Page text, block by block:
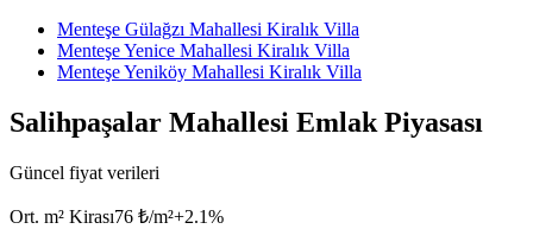
Menteşe Gülağzı Mahallesi Kiralık Villa
Menteşe Yenice Mahallesi Kiralık Villa
Menteşe Yeniköy Mahallesi Kiralık Villa
Salihpaşalar Mahallesi Emlak Piyasası
Güncel fiyat verileri
Ort. m² Kirası76 ₺/m²+2.1%